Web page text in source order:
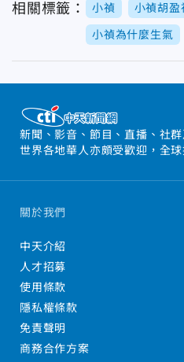
相關標籤： 小禎 小禎胡盈
小禎為什麼生氣
新聞、影音、節目、直播、社
世界各地華人亦頗受歡迎，全
關於我們
中天介紹
人才招募
使用條款
隱私權條款
免責聲明
商務合作方案